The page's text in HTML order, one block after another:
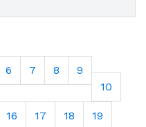
6 7 8
9
10
16 17 18 19